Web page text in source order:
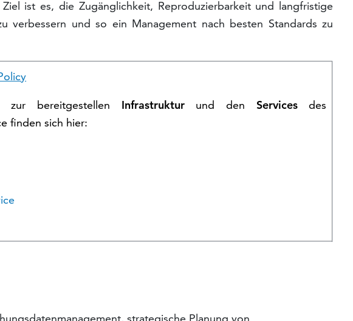
ist es, die Zugänglichkeit, Reproduzierbarkeit und langfristige
verbessern und so ein Management nach besten Standards zu
zur bereitgestellen Infrastrukturund den Servicesdes
finden sich hier: